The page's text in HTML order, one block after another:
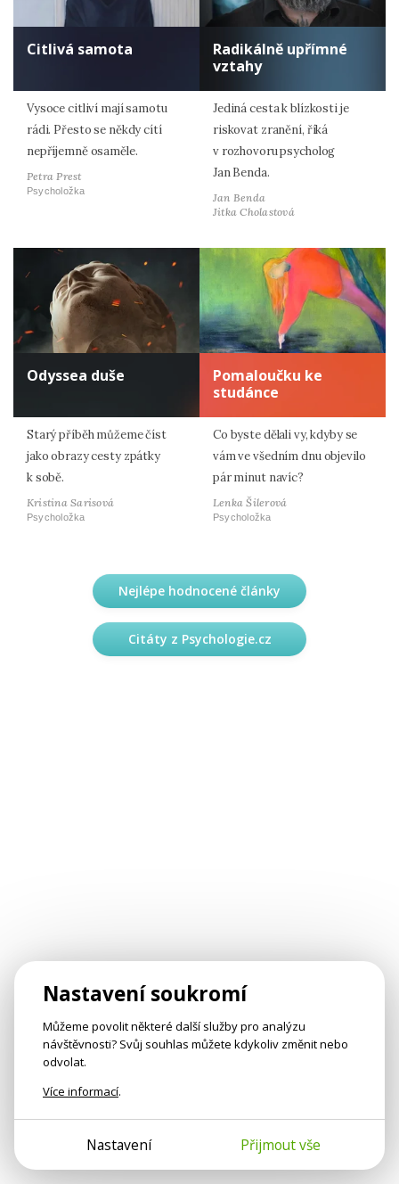
Citlivá samota
Vysoce citliví mají samotu
rádi. Přesto se někdy cítí
nepříjemně osaměle.
Petra Prest
Psycholožka
Radikálně upřímné
vztahy
Jediná cesta k blízkosti je
riskovat zranění, říká
v rozhovoru psycholog
Jan Benda.
Jan Benda
Jitka Cholastová
Odyssea duše
Starý příběh můžeme číst
jako obrazy cesty zpátky
k sobě.
Kristina Sarisová
Psycholožka
Pomaloučku ke
studánce
Co byste dělali vy, kdyby se
vám ve všedním dnu objevilo
pár minut navíc?
Lenka Šilerová
Psycholožka
Nejlépe hodnocené články
Citáty z Psychologie.cz
Nastavení soukromí
Můžeme povolit některé další služby pro analýzu
návštěvnosti? Svůj souhlas můžete kdykoliv změnit nebo
odvolat.
Více informací.
Nastavení Přijmout vše